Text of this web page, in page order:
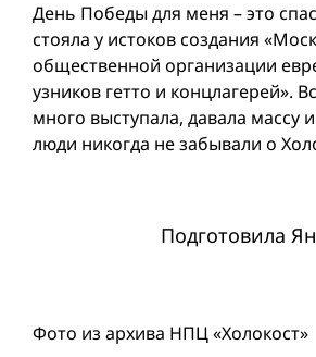
День Победы для меня – это
стояла у истоков создания
общественной организации
узников гетто и концлагерей».
много выступала, давала массу
люди никогда не забывали о
Подготовила
Фото из архива НПЦ «Холокост»